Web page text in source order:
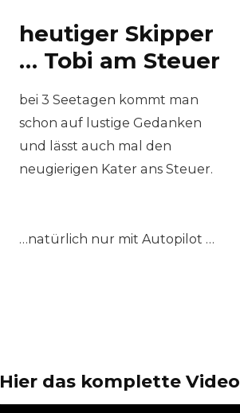
heutiger Skipper
… Tobi am Steuer
bei 3 Seetagen kommt man
schon auf lustige Gedanken
und lässt auch mal den
neugierigen Kater ans Steuer.
…natürlich nur mit Autopilot …
Hier das komplette Video